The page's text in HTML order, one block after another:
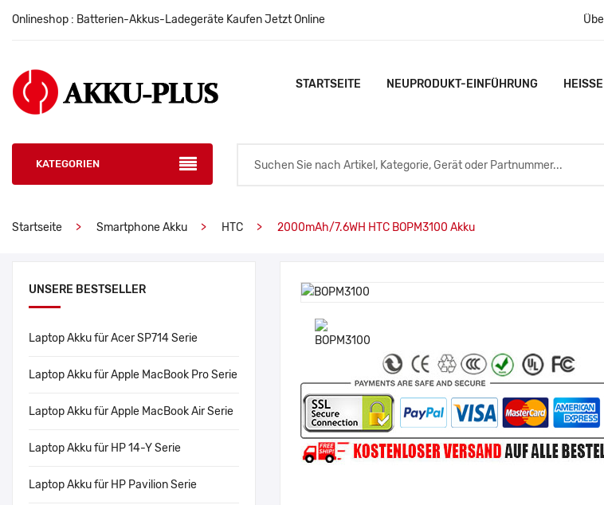
Onlineshop : Batterien-Akkus-Ladegeräte Kaufen Jetzt Online
STARTSEITE NEUPRODUKT-EINFÜHRUNG HEISSE
KATEGORIEN
Startseite Smartphone Akku HTC 2000mAh/7.6WH HTC BOPM3100 Akku
UNSERE BESTSELLER
Laptop Akku für Acer SP714 Serie
Laptop Akku für Apple MacBook Pro Serie
Laptop Akku für Apple MacBook Air Serie
Laptop Akku für HP 14-Y Serie
Laptop Akku für HP Pavilion Serie